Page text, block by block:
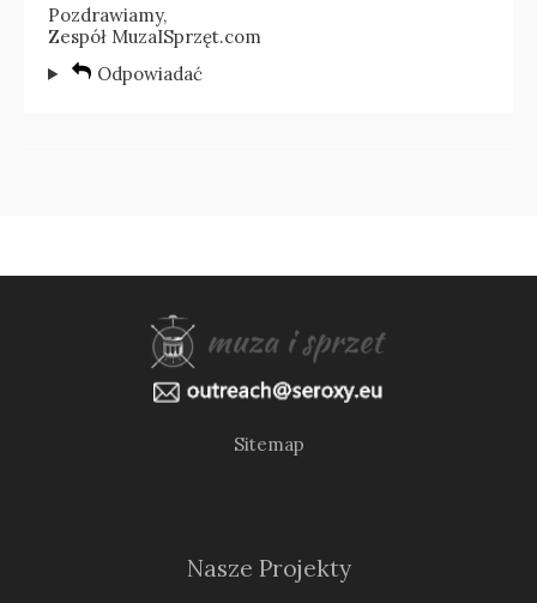
Pozdrawiamy,
Zespół MuzaISprzęt.com
Odpowiadać
Sitemap
Nasze Projekty